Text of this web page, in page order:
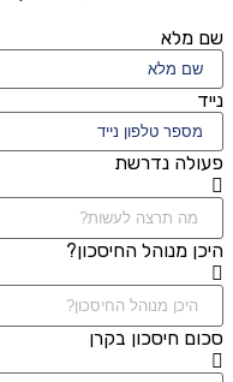
שם מלא
נייד
פעולה נדרשת
היכן מנוהל החיסכון?
סכום חיסכון בקרן